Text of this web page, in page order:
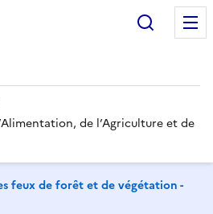
de l’Agriculture et de
feux de forêt et de végétation -